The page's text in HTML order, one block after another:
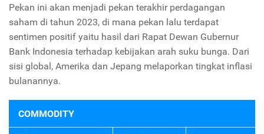
Pekan ini akan menjadi pekan terakhir perdagangan
saham di tahun 2023, di mana pekan lalu terdapat
sentimen positif yaitu hasil dari Rapat Dewan Gubernur
Bank Indonesia terhadap kebijakan arah suku bunga. Dari
sisi global, Amerika dan Jepang melaporkan tingkat inflasi
bulanannya.
COMMODITY